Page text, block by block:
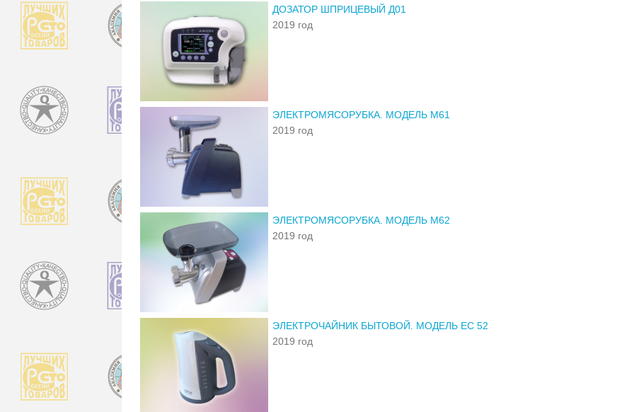
ДОЗАТОР ШПРИЦЕВЫЙ Д01
2019 год
ЭЛЕКТРОМЯСОРУБКА. МОДЕЛЬ М61
2019 год
ЭЛЕКТРОМЯСОРУБКА. МОДЕЛЬ М62
2019 год
ЭЛЕКТРОЧАЙНИК БЫТОВОЙ. МОДЕЛЬ ЕС 52
2019 год